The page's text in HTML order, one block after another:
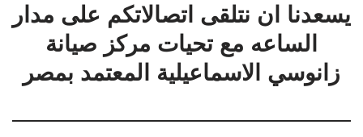
يسعدنا ان نتلقى اتصالاتكم على مدار
الساعه مع تحيات مركز صيانة
زانوسي الاسماعيلية المعتمد بمصر